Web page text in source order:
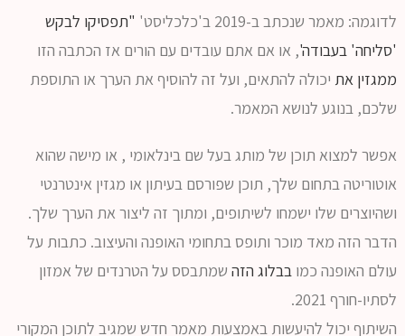
לדוגמה: מאמר שנכתב ב-2019 ב'כלכליסט'
"תפסיקו לבקש
'סליחה' בעבודה', או אם אתם עובדים עם הורים אז הכתבה הזו
ממגזין את יכולה להתאים, ועל זה להוסיף את הערך או התוספת
שלכם, בנוגע לנושא המאמר.
אפשר למצוא תוכן של מותג בעל שם בינלאומי , או מישה שהוא
אוטוריטה בתחום שלך, תוכן שפורסם בעיתון או מגזין אינטרנטי
ושהיוצרים שלו ישמחו לשיתופים, ומתוך זה ליצור את הערך שלך.
הדבר הזה מאד מוכר ותופס בתחומי האופנה והעיצוב. כתבות על
עולם האופנה כמו בבלוג הזה שמתבסס על הטרנדים של אמזון
לסתיו-חורף 2021.
השיתוף יכול להיעשות באמצעות מאמר חדש שמגיב לתוכן המקורי